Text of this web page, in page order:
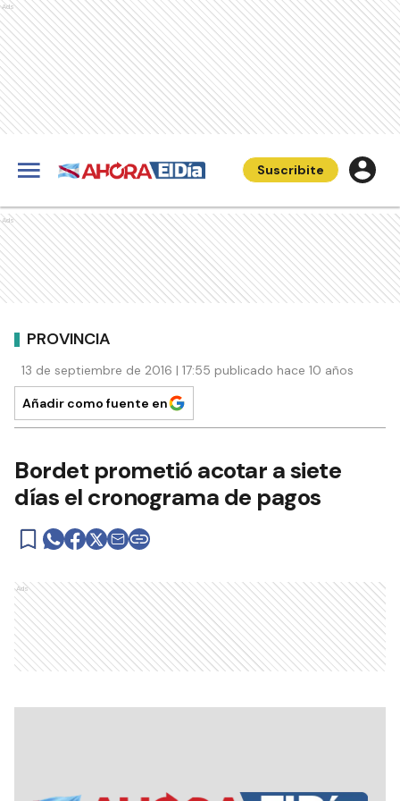
Ads
Suscribite
Ads
PROVINCIA
13 de septiembre de 2016 | 17:55 publicado hace 10 años
Añadir como fuente en
Bordet prometió acotar a siete
días el cronograma de pagos
Ads